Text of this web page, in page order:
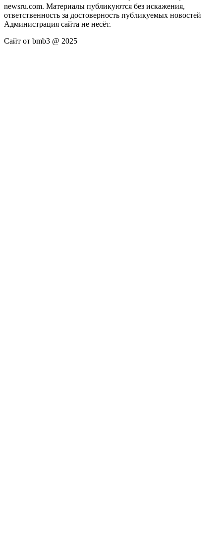
newsru.com. Материалы публикуются без искажения,
ответственность за достоверность публикуемых новостей
Администрация сайта не несёт.
Сайт от bmb3 @ 2025